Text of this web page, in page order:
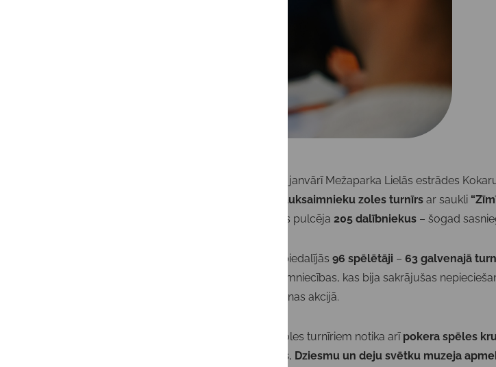
Šī gada 8. janvārī Mežaparka Lielās estrādes
rīkotais lauksaimnieku zoles turnīrs ar saukli
Pasākums pulcēja 205 dalībniekus – šogad
Turnīros piedalījās96 spēlētāji –63 galvenajā
varēja saimniecības, kas bija sakrājušas
izpārdošanas akcijā.
Paralēli zoles turnīriem notika arī pokera spēles
darbnīcas, Dziesmu un deju svētku muzeja